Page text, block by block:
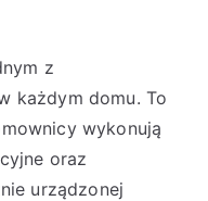
z
każdym domu. To
wykonują
oraz
urządzonej